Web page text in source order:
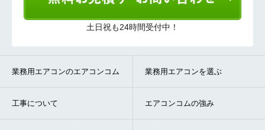
土日祝も24時間受付中！
業務用エアコンのエアコンコム 業務用エアコンを選ぶ
工事について エアコンコムの強み